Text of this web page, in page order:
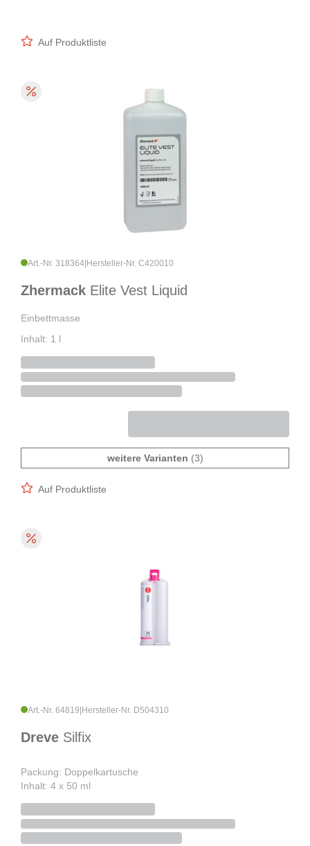
Auf Produktliste
Art.-Nr. 318364 Hersteller-Nr. C420010
Zhermack Elite Vest Liquid
Einbettmasse
Inhalt: 1 l
weitere Varianten (3)
Auf Produktliste
Art.-Nr. 64819 Hersteller-Nr. D504310
Dreve Silfix
Packung: Doppelkartusche
Inhalt: 4 x 50 ml